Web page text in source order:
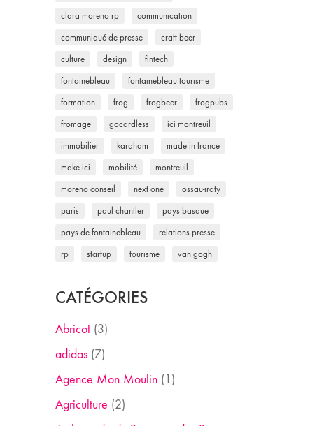
clara moreno rp communication
communiqué de presse craft beer
culture design fintech
fontainebleau fontainebleau tourisme
formation frog frogbeer frogpubs
fromage gocardless ici montreuil
immobilier kardham made in france
make ici mobilité montreuil
moreno conseil next one ossau-iraty
paris paul chantler pays basque
pays de fontainebleau relations presse
rp startup tourisme van gogh
CATÉGORIES
Abricot(3)
adidas(7)
Agence Mon Moulin(1)
Agriculture (2)